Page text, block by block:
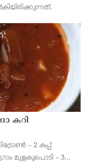
കറി
– 2 കപ്പ്
മുളകുപൊടി – 3